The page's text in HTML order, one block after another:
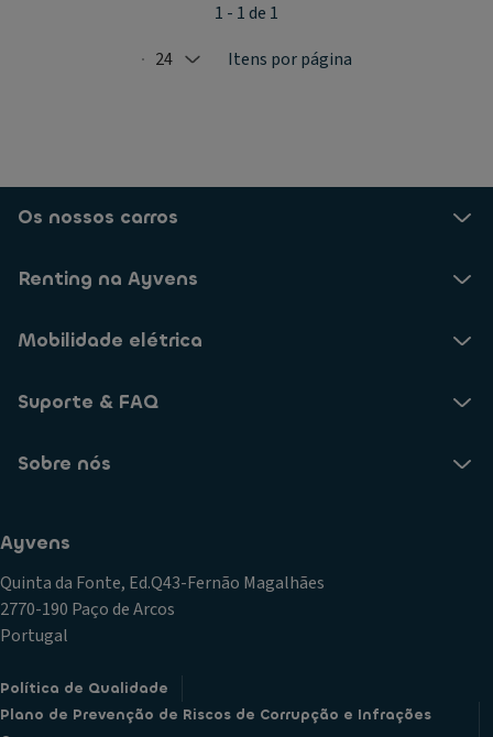
Selected: 24
24 Itens por página
1 - 1 de 1
Os nossos carros
Renting na Ayvens
Mobilidade elétrica
Suporte & FAQ
Sobre nós
Ayvens
Quinta da Fonte, Ed.Q43-Fernão Magalhães
2770-190 Paço de Arcos
Portugal
Política de Qualidade
Plano de Prevenção de Riscos de Corrupção e Infrações